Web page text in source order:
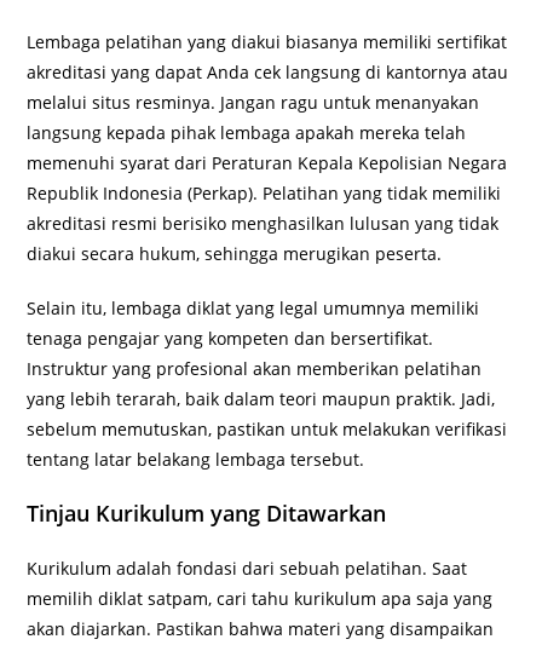
Lembaga pelatihan yang diakui biasanya memiliki sertifikat
akreditasi yang dapat Anda cek langsung di kantornya atau
melalui situs resminya. Jangan ragu untuk menanyakan
langsung kepada pihak lembaga apakah mereka telah
memenuhi syarat dari Peraturan Kepala Kepolisian Negara
Republik Indonesia (Perkap). Pelatihan yang tidak memiliki
akreditasi resmi berisiko menghasilkan lulusan yang tidak
diakui secara hukum, sehingga merugikan peserta.
Selain itu, lembaga diklat yang legal umumnya memiliki
tenaga pengajar yang kompeten dan bersertifikat.
Instruktur yang profesional akan memberikan pelatihan
yang lebih terarah, baik dalam teori maupun praktik. Jadi,
sebelum memutuskan, pastikan untuk melakukan verifikasi
tentang latar belakang lembaga tersebut.
Tinjau Kurikulum yang Ditawarkan
Kurikulum adalah fondasi dari sebuah pelatihan. Saat
memilih diklat satpam, cari tahu kurikulum apa saja yang
akan diajarkan. Pastikan bahwa materi yang disampaikan